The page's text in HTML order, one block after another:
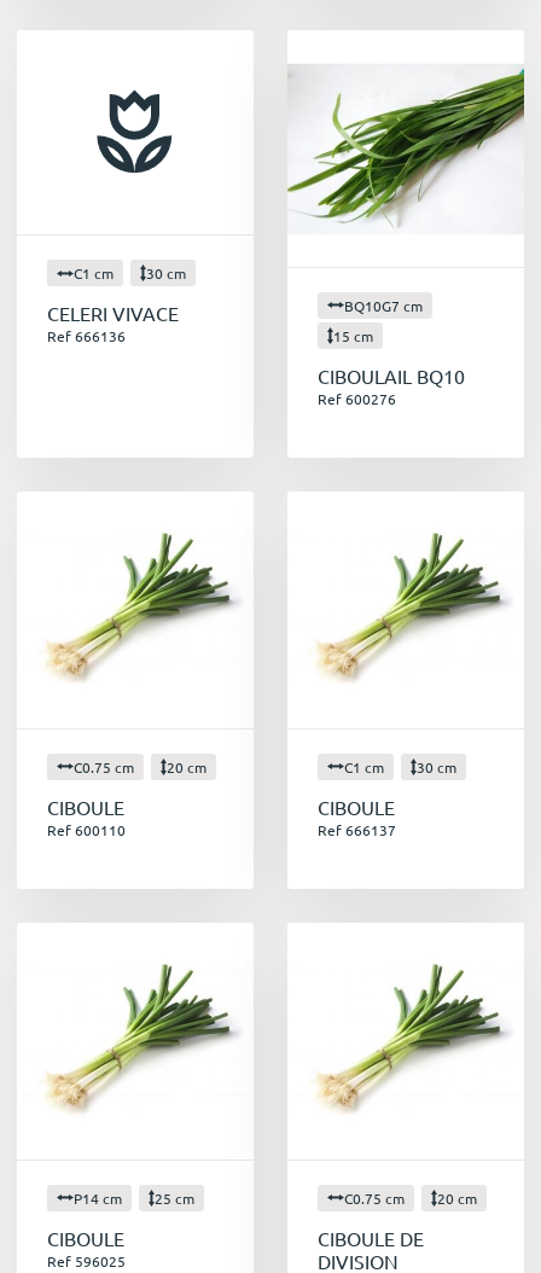
C1 cm 30 cm
CELERI VIVACE
Ref 666136
BQ10G7 cm
15 cm
CIBOULAIL BQ10
Ref 600276
C0.75 cm 20 cm
CIBOULE
Ref 600110
C1 cm 30 cm
CIBOULE
Ref 666137
P14 cm 25 cm
CIBOULE
Ref 596025
C0.75 cm 20 cm
CIBOULE DE
DIVISION